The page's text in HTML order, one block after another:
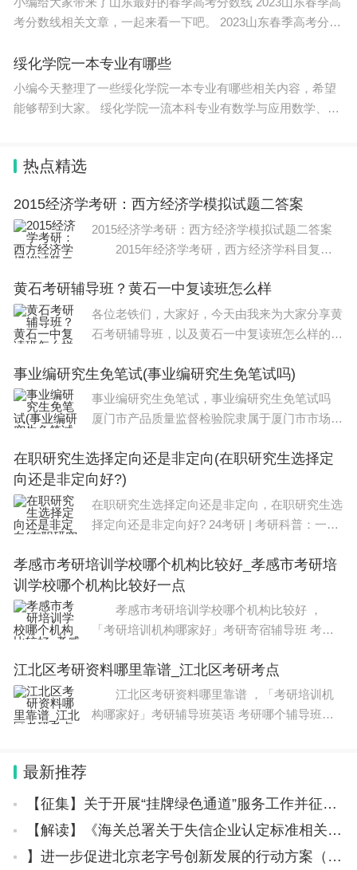
考分数线相关文章，一起来看一下吧。 2023山东春季高考分数
加
绥化学院一本专业有哪些
小编今天整理了一些绥化学院一本专业有哪些相关内容，希望
能够帮到大家。 绥化学院一流本科专业有数学与应用数学、食
热点精选
2015经济学考研：西方经济学模拟试题二答案
2015经济学考研：西方经济学模拟试题二答案
2015年经济学考研，西方经济学科目复习
系比较复杂，研究方法也很多，有很多纯理论的
东西需要大家去理解记忆，也有很多纯数据
黄石考研辅导班？黄石一中复读班怎么样
各位老铁们，大家好，今天由我来为大家分享黄
石考研辅导班，以及黄石一中复读班怎么样的相
助到大家，还望关注收藏下本站，您的支持是我
们最大的动力，谢谢大家了哈，下面我们开始吧
事业编研究生免笔试(事业编研究生免笔试吗)
事业编研究生免笔试，事业编研究生免笔试吗
厦门市产品质量监督检验院隶属于厦门市市场监
质量监督检验机构，设有三个国家质检中心：国
家半导体发光器件（LED）应用产品质量检验
在职研究生选择定向还是非定向(在职研究生选择定
向还是非定向好?)
在职研究生选择定向还是非定向，在职研究生选
择定向还是非定向好? 24考研 | 考研科普：一文
择？ 林晨考研北京每年都有考生会因分不清“定
向培养”和“非定向培养”的区别，而
孝感市考研培训学校哪个机构比较好_孝感市考研培
训学校哪个机构比较好一点
孝感市考研培训学校哪个机构比较好 ，
「考研培训机构哪家好」考研寄宿辅导班 考研
好 对于即将参加考研的学生而言，考研资料是
必不可少的学习工具之一，而如何获取质量
江北区考研资料哪里靠谱_江北区考研考点
江北区考研资料哪里靠谱 ，「考研培训机
构哪家好」考研辅导班英语 考研哪个辅导班比
最新推荐
【征集】关于开展“挂牌绿色通道”服务工作并征集首批挂牌绿色通道服务企业的通知
【解读】《海关总署关于失信企业认定标准相关事项的公告》政策解读——案例篇
】进一步促进北京老字号创新发展的行动方案（2023-2025年）